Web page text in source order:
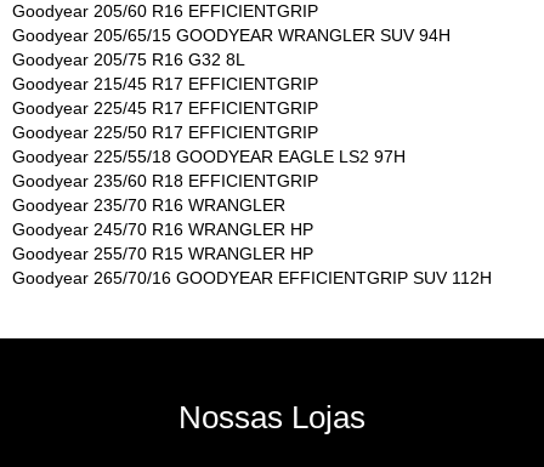
Goodyear 205/60 R16 EFFICIENTGRIP
Goodyear 205/65/15 GOODYEAR WRANGLER SUV 94H
Goodyear 205/75 R16 G32 8L
Goodyear 215/45 R17 EFFICIENTGRIP
Goodyear 225/45 R17 EFFICIENTGRIP
Goodyear 225/50 R17 EFFICIENTGRIP
Goodyear 225/55/18 GOODYEAR EAGLE LS2 97H
Goodyear 235/60 R18 EFFICIENTGRIP
Goodyear 235/70 R16 WRANGLER
Goodyear 245/70 R16 WRANGLER HP
Goodyear 255/70 R15 WRANGLER HP
Goodyear 265/70/16 GOODYEAR EFFICIENTGRIP SUV 112H
Nossas Lojas